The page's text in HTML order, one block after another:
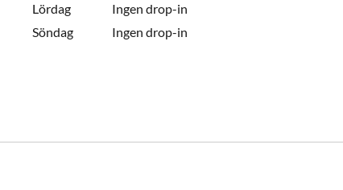
Lördag
Ingen drop-in
Söndag
Ingen drop-in